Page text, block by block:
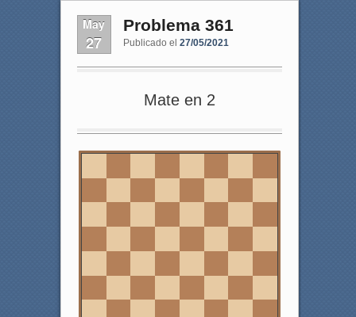
May
27
Problema 361
Publicado el 27/05/2021
Mate en 2